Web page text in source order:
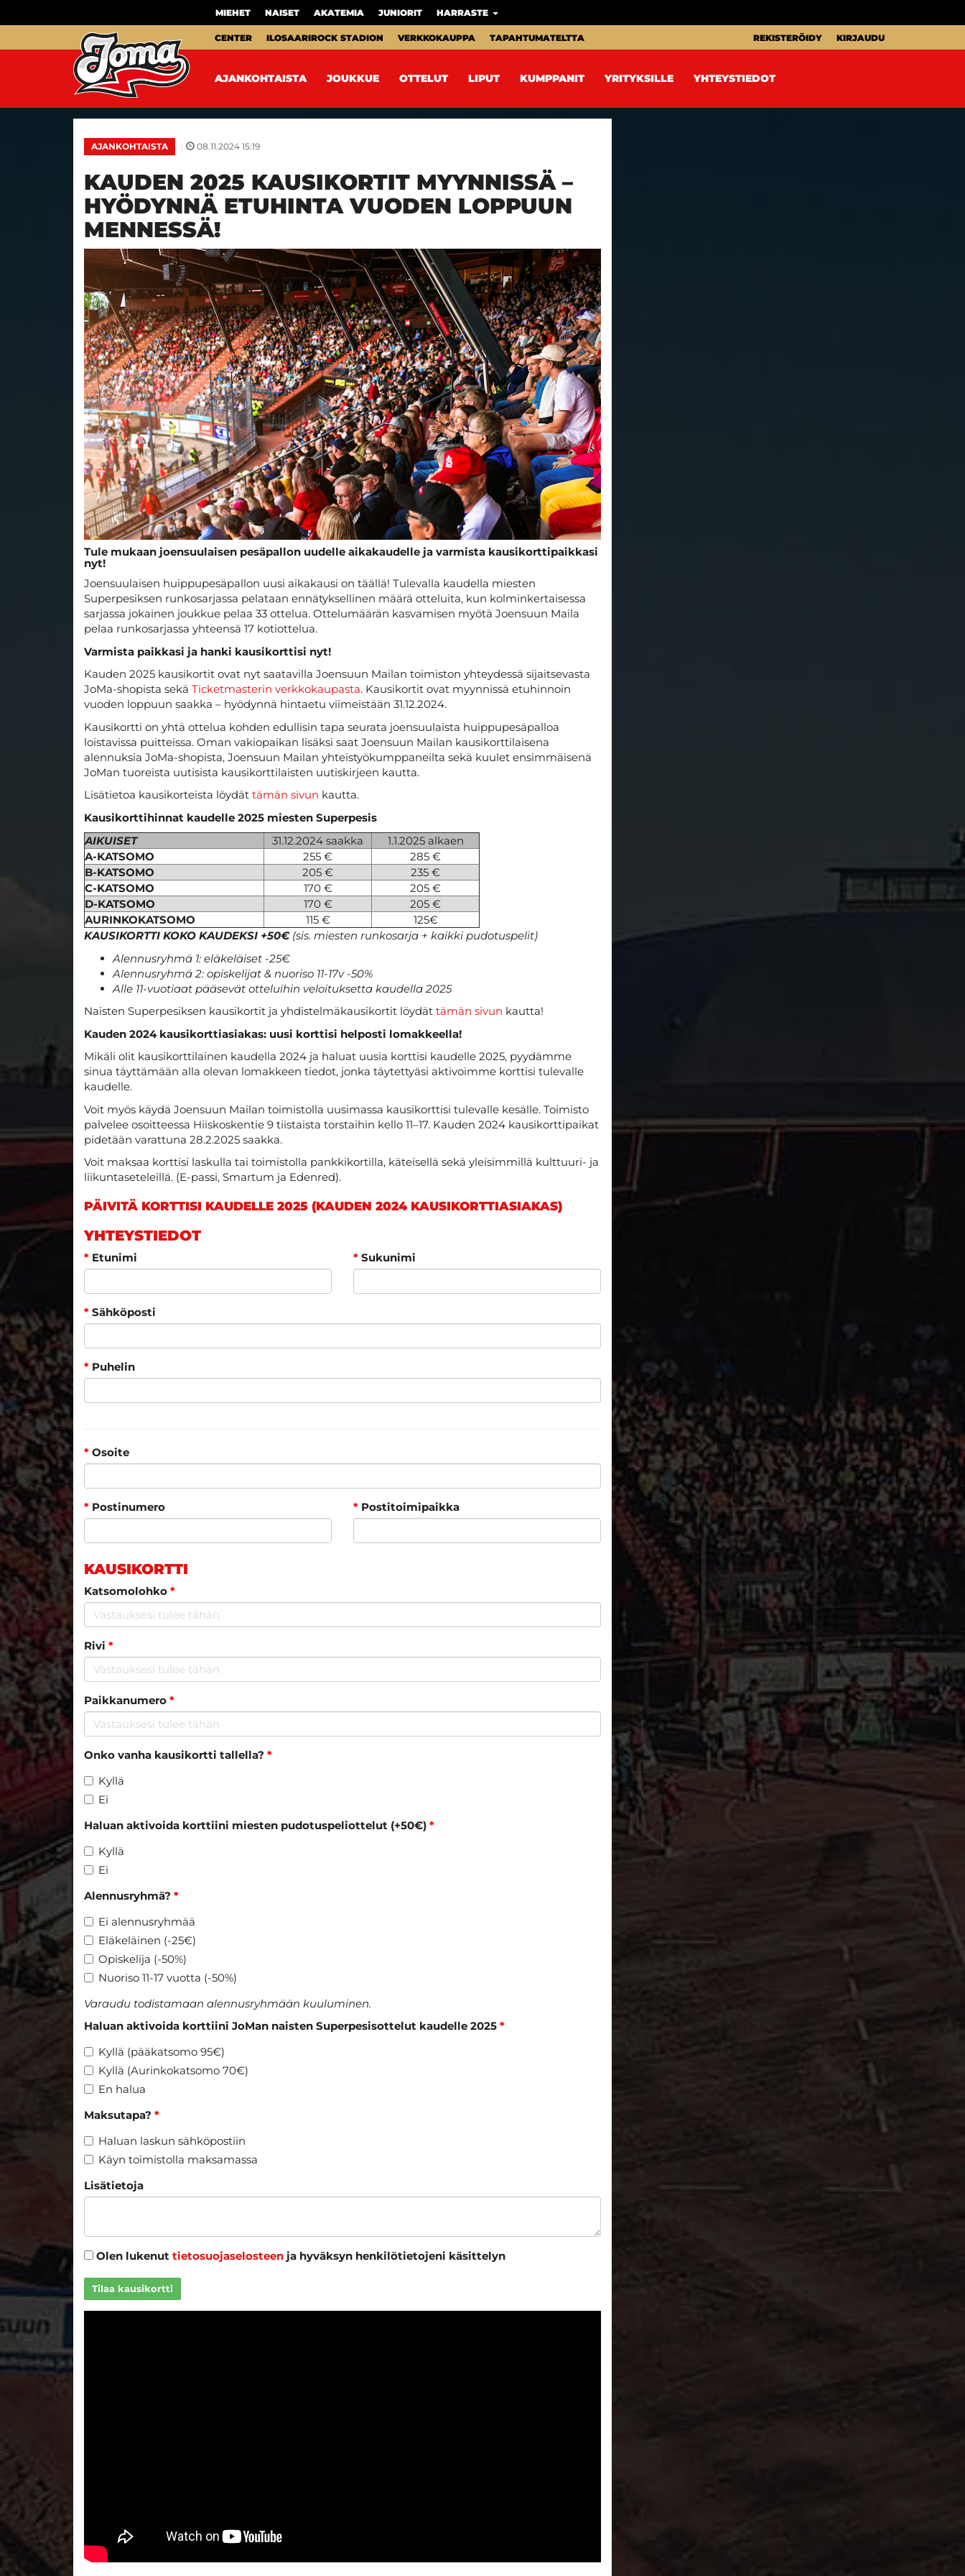
MIEHET NAISET AKATEMIA JUNIORIT HARRASTE
CENTER ILOSAARIROCK STADION VERKKOKAUPPA TAPAHTUMATELTTA REKISTERÖIDY KIRJAUDU
AJANKOHTAISTA JOUKKUE OTTELUT LIPUT KUMPPANIT YRITYKSILLE YHTEYSTIEDOT
AJANKOHTAISTA | 08.11.2024 15:19
KAUDEN 2025 KAUSIKORTIT MYYNNISSÄ –
HYÖDYNNÄ ETUHINTA VUODEN LOPPUUN
MENNESSÄ!
Tule mukaan joensuulaisen pesäpallon uudelle aikakaudelle ja varmista kausikorttipaikkasi
nyt!
Joensuulaisen huippupesäpallon uusi aikakausi on täällä! Tulevalla kaudella miesten
Superpesiksen runkosarjassa pelataan ennätyksellinen määrä otteluita, kun kolminkertaisessa
sarjassa jokainen joukkue pelaa 33 ottelua. Ottelumäärän kasvamisen myötä Joensuun Maila
pelaa runkosarjassa yhteensä 17 kotiottelua.
Varmista paikkasi ja hanki kausikorttisi nyt!
Kauden 2025 kausikortit ovat nyt saatavilla Joensuun Mailan toimiston yhteydessä sijaitsevasta
JoMa-shopista sekä Ticketmasterin verkkokaupasta. Kausikortit ovat myynnissä etuhinnoin
vuoden loppuun saakka – hyödynnä hintaetu viimeistään 31.12.2024.
Kausikortti on yhtä ottelua kohden edullisin tapa seurata joensuulaista huippupesäpalloa
loistavissa puitteissa. Oman vakiopaikan lisäksi saat Joensuun Mailan kausikorttilaisena
alennuksia JoMa-shopista, Joensuun Mailan yhteistyökumppaneilta sekä kuulet ensimmäisenä
JoMan tuoreista uutisista kausikorttilaisten uutiskirjeen kautta.
Lisätietoa kausikorteista löydät tämän sivun kautta.
Kausikorttihinnat kaudelle 2025 miesten Superpesis
AIKUISET
31.12.2024 saakka
1.1.2025 alkaen
A-KATSOMO
255 €
285 €
B-KATSOMO
205 €
235 €
C-KATSOMO
170 €
205 €
D-KATSOMO
170 €
205 €
AURINKOKATSOMO
115 €
125€
KAUSIKORTTI KOKO KAUDEKSI +50€ (sis. miesten runkosarja + kaikki pudotuspelit)
Alennusryhmä 1: eläkeläiset -25€
Alennusryhmä 2: opiskelijat & nuoriso 11-17v -50%
Alle 11-vuotiaat pääsevät otteluihin veloituksetta kaudella 2025
Naisten Superpesiksen kausikortit ja yhdistelmäkausikortit löydät tämän sivun kautta!
Kauden 2024 kausikorttiasiakas: uusi korttisi helposti lomakkeella!
Mikäli olit kausikorttilainen kaudella 2024 ja haluat uusia korttisi kaudelle 2025, pyydämme
sinua täyttämään alla olevan lomakkeen tiedot, jonka täytettyäsi aktivoimme korttisi tulevalle
kaudelle.
Voit myös käydä Joensuun Mailan toimistolla uusimassa kausikorttisi tulevalle kesälle. Toimisto
palvelee osoitteessa Hiiskoskentie 9 tiistaista torstaihin kello 11–17. Kauden 2024 kausikorttipaikat
pidetään varattuna 28.2.2025 saakka.
Voit maksaa korttisi laskulla tai toimistolla pankkikortilla, käteisellä sekä yleisimmillä kulttuuri- ja
liikuntaseteleillä. (E-passi, Smartum ja Edenred).
PÄIVITÄ KORTTISI KAUDELLE 2025 (KAUDEN 2024 KAUSIKORTTIASIAKAS)
YHTEYSTIEDOT
* Etunimi * Sukunimi
* Sähköposti
* Puhelin
* Osoite
* Postinumero * Postitoimipaikka
KAUSIKORTTI
Katsomolohko *
Rivi *
Paikkanumero *
Onko vanha kausikortti tallella? *
Kyllä
Ei
Haluan aktivoida korttiini miesten pudotuspeliottelut (+50€) *
Kyllä
Ei
Alennusryhmä? *
Ei alennusryhmää
Eläkeläinen (-25€)
Opiskelija (-50%)
Nuoriso 11-17 vuotta (-50%)
Varaudu todistamaan alennusryhmään kuuluminen.
Haluan aktivoida korttiini JoMan naisten Superpesisottelut kaudelle 2025 *
Kyllä (pääkatsomo 95€)
Kyllä (Aurinkokatsomo 70€)
En halua
Maksutapa? *
Haluan laskun sähköpostiin
Käyn toimistolla maksamassa
Lisätietoja
Olen lukenut tietosuojaselosteen ja hyväksyn henkilötietojeni käsittelyn
Tilaa kausikortti